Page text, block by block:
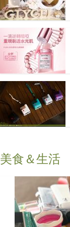
美食＆生活